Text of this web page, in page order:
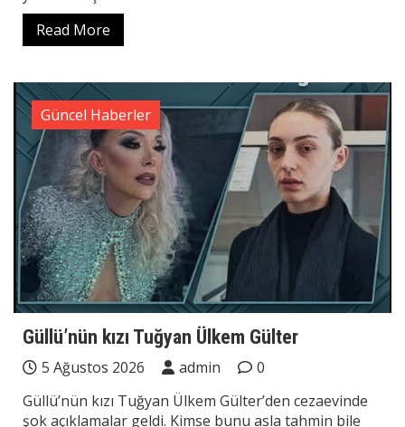
Read More
Güncel Haberler
Güllü’nün kızı Tuğyan Ülkem Gülter
5 Ağustos 2026 admin
0
Güllü’nün kızı Tuğyan Ülkem Gülter’den cezaevinde
şok açıklamalar geldi. Kimse bunu asla tahmin bile